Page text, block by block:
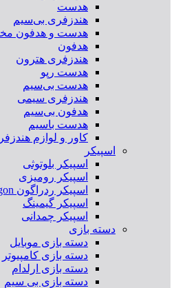
هدست
هندزفری بی‌سیم
هدست و هدفون
هدفون
هندزفری هترون
هدست رپو
هدست بی‌سیم
هندزفری سیمی
هدفون بی‌سیم
هدست باسیم
کاور و لوازم
اسپیکر
اسپیکر بلوتوثی
اسپیکر رومیزی
اسپیکر ردراگون Redragon
اسپیکر گیمینگ
اسپیکر چمدانی
دسته بازی
دسته بازی موبایل
دسته بازی کامپیوتر
دسته بازی ارلدام
دسته بازی بی سیم